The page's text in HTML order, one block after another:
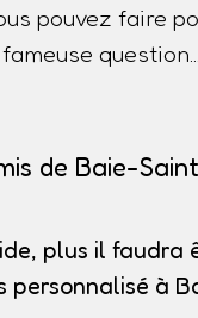
pouvez faire
question...
de Baie-
plus il faudra
personnalisé à